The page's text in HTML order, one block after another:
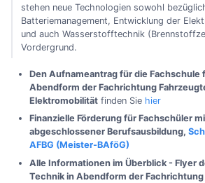
stehen neue Technologien sowohl
Batteriemanagement, Entwicklung der
und auch Wasserstofftechnik
Vordergrund.
Den Aufnameantrag für die Fachschule
Abendform der Fachrichtung
Elektromobilitätfinden Sie hier
Finanzielle Förderung für Fachschüler
abgeschlossener Berufsausbildung,
AFBG (Meister-BAföG)
Alle Informationen im Überblick - Flyer
Technik in Abendform der